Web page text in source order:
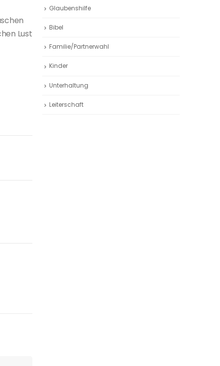
Lust
Glaubenshilfe
Bibel
Familie/Partnerwahl
Kinder
Unterhaltung
Leiterschaft